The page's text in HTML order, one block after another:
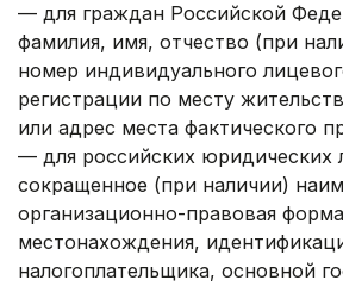
— для граждан Российской
фамилия, имя, отчество (при
номер индивидуального
регистрации по месту
или адрес места фактического
— для российских
сокращенное (при наличии)
организационно-правовая
местонахождения,
налогоплательщика, основной